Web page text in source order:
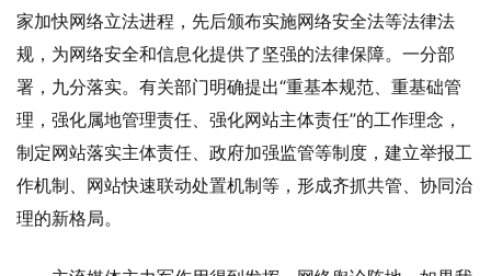
家加快网络立法进程，先后颁布实施网络安全法等法律法
规，为网络安全和信息化提供了坚强的法律保障。一分部
署，九分落实。有关部门明确提出“重基本规范、重基础管
理，强化属地管理责任、强化网站主体责任”的工作理念，
制定网站落实主体责任、政府加强监管等制度，建立举报工
作机制、网站快速联动处置机制等，形成齐抓共管、协同治
理的新格局。